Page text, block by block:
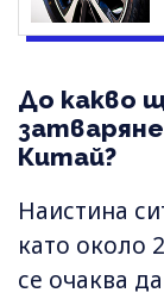
До какво
Китай?
Наистина
като около
се очаква